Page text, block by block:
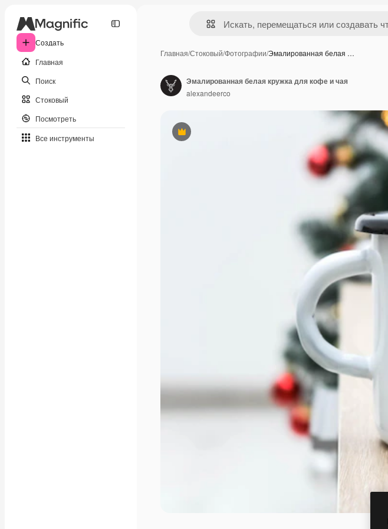
Создать
Главная
Поиск
Стоковый
Посмотреть
Все инструменты
Главная/Стоковый/Фотографии/Эмалированная белая …
Премиум
Эмалированная белая кружка для кофе и чая
alexandeerco